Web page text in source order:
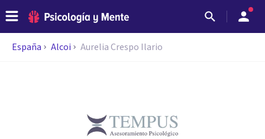
España Alcoi Aurelia Crespo Ilario